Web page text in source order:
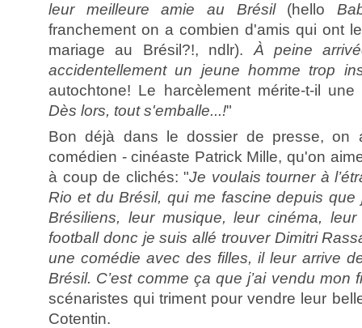
leur meilleure amie au Brésil(hello
franchement on a combien d'amis qui ont
mariage au Brésil?!, ndlr). À peine
accidentellement un jeune homme trop
autochtone! Le harcèlement mérite-t-il
Dès lors, tout s'emballe...!"
Bon déjà dans le dossier de presse, on
comédien - cinéaste Patrick Mille, qu'on
à coup de clichés: "Je voulais tourner à
Rio et du Brésil, qui me fascine depuis que
Brésiliens, leur musique, leur cinéma,
football donc je suis allé trouver Dimitri
une comédie avec des filles, il leur arrive
Brésil. C’est comme ça que j’ai vendu mon
scénaristes qui triment pour vendre leur
Cotentin.